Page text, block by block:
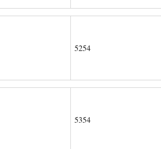
5254
5354